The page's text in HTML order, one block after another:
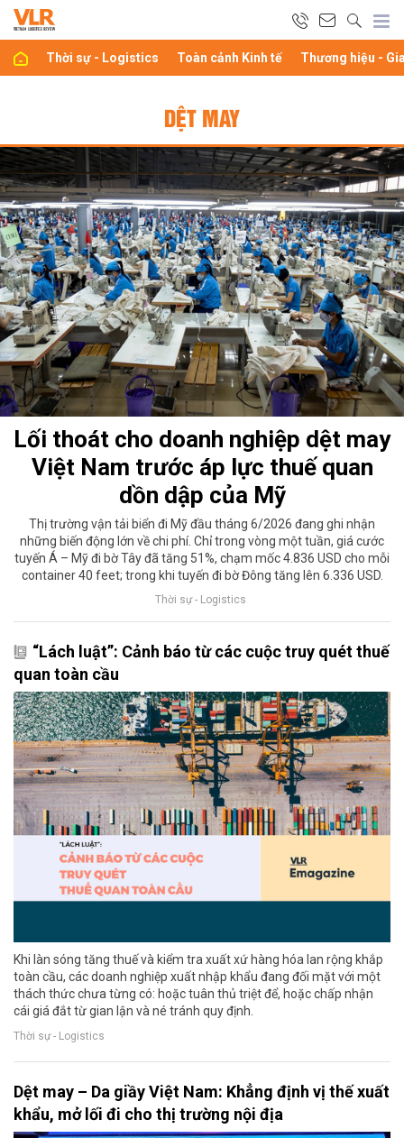
Thời sự - Logistics Toàn cảnh Kinh tế Thương hiệu -
DỆT MAY
Lối thoát cho doanh nghiệp dệt may
Việt Nam trước áp lực thuế quan
dồn dập của Mỹ
Thị trường vận tải biển đi Mỹ đầu tháng 6/2026 đang ghi nhận
những biến động lớn về chi phí. Chỉ trong vòng một tuần, giá cước
tuyến Á – Mỹ đi bờ Tây đã tăng 51%, chạm mốc 4.836 USD cho mỗi
container 40 feet; trong khi tuyến đi bờ Đông tăng lên 6.336 USD.
Thời sự - Logistics
“Lách luật”: Cảnh báo từ các cuộc truy quét thuế
quan toàn cầu
Khi làn sóng tăng thuế và kiểm tra xuất xứ hàng hóa lan rộng khắp
toàn cầu, các doanh nghiệp xuất nhập khẩu đang đối mặt với một
thách thức chưa từng có: hoặc tuân thủ triệt để, hoặc chấp nhận
cái giá đắt từ gian lận và né tránh quy định.
Thời sự - Logistics
Dệt may – Da giầy Việt Nam: Khẳng định vị thế xuất
khẩu, mở lối đi cho thị trường nội địa